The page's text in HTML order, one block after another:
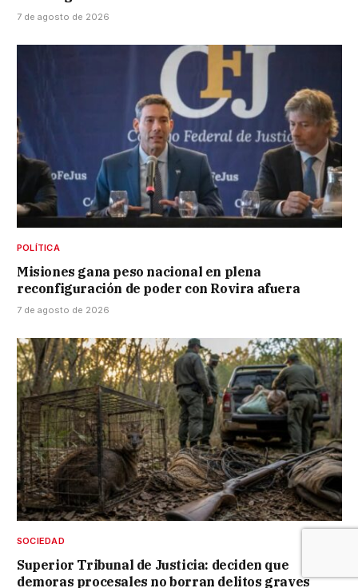
7 de agosto de 2026
POLÍTICA
Misiones gana peso nacional en plena
reconfiguración de poder con Rovira afuera
7 de agosto de 2026
SOCIEDAD
Superior Tribunal de Justicia: deciden que
demoras procesales no borran delitos graves